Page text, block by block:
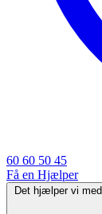
60 60 50 45
Få en Hjælper
Det hjælper vi med